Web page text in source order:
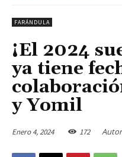
FARÁNDULA
¡El 2024
ya tiene
y Yomil
Enero 4, 2024 172